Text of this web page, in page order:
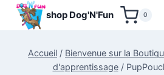
Aller
shop Dog'N'Fun 0
Accueil / Bienvenue sur la
d'apprentissage /